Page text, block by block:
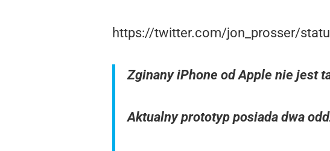
https://twitter.com/jon_prosser/
Zginany iPhone od Apple nie jest
Aktualny prototyp posiada dwa